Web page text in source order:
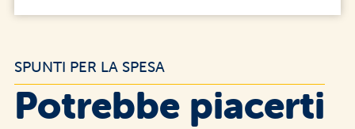
SPUNTI PER LA SPESA
Potrebbe piacerti